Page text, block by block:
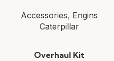
Accessories, Engins
Caterpillar
Overhaul Kit